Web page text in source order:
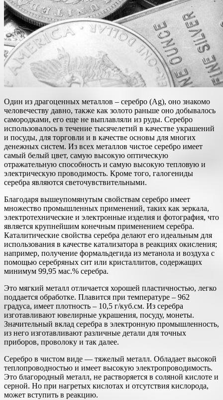
Один из драгоценных металлов – серебро (Ag), оно знакомо
человечеству давно, также как золото раньше оно добывалось
самородками, его еще не выплавляли из руды. Серебро
использовалось в течение тысячелетий в качестве украшений
и посуды, для торговли и в качестве основы для многих
денежных систем. Из всех металлов чистое серебро имеет
самый белый цвет, самую высокую оптическую
отражательную способность и самую высокую тепловую и
электрическую проводимость. Кроме того, галогениды
серебра являются светочувствительными.
Благодаря вышеупомянутым свойствам серебро имеет
множество промышленных применений, таких как зеркала,
электротехнические и электронные изделия и фотография, что
является крупнейшим конечным применением серебра.
Каталитические свойства серебра делают его идеальным для
использования в качестве катализатора в реакциях окисления;
например, получение формальдегида из метанола и воздуха с
помощью серебряных сит или кристаллитов, содержащих
минимум 99,95 мас.% серебра.
Это мягкий металл отличается хорошей пластичностью, легко
поддается обработке. Плавится при температуре – 962
градуса, имеет плотность – 10,5 г/куб.см. Из серебра
изготавливают ювелирные украшения, посуду, монеты.
Значительный вклад серебра в электронную промышленность,
из него изготавливают различные детали для точных
приборов, проволоку и так далее.
Серебро в чистом виде — тяжелый металл. Обладает высокой
теплопроводностью и имеет высокую электропроводимость.
Это благородный металл, не растворяется в соляной кислоте и
серной. Но при нагретых кислотах и отсутствия кислорода,
может вступить в реакцию.